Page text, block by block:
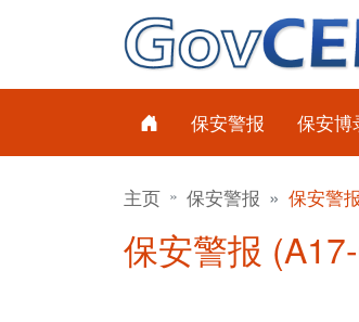
保安警报 保安博
主页 保安警报 保安警
保安警报